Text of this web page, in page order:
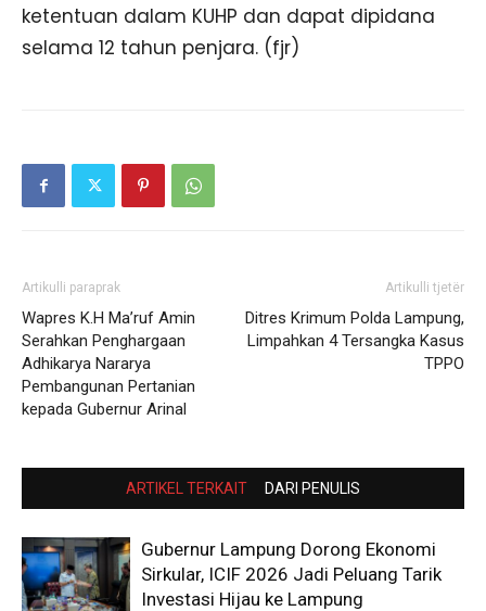
ketentuan dalam KUHP dan dapat dipidana
selama 12 tahun penjara. (fjr)
Artikulli paraprak
Wapres K.H Ma’ruf Amin
Serahkan Penghargaan
Adhikarya Nararya
Pembangunan Pertanian
kepada Gubernur Arinal
Artikulli tjetër
Ditres Krimum Polda Lampung,
Limpahkan 4 Tersangka Kasus
TPPO
ARTIKEL TERKAIT DARI PENULIS
Gubernur Lampung Dorong Ekonomi
Sirkular, ICIF 2026 Jadi Peluang Tarik
Investasi Hijau ke Lampung